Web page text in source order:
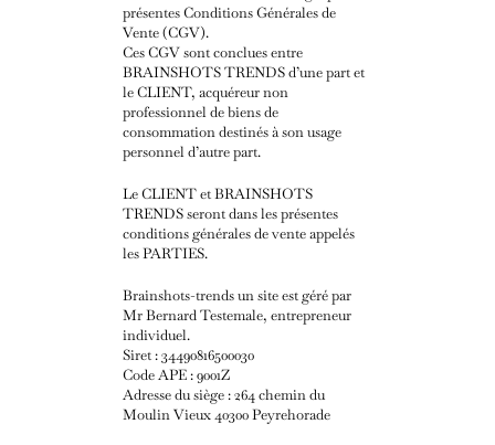
présentes Conditions Générales de
Vente (CGV).
Ces CGV sont conclues entre
BRAINSHOTS TRENDS d’une part et
le CLIENT, acquéreur non
professionnel de biens de
consommation destinés à son usage
personnel d’autre part.
Le CLIENT et BRAINSHOTS
TRENDS seront dans les présentes
conditions générales de vente appelés
les PARTIES.
Brainshots-trends un site est géré par
Mr Bernard Testemale, entrepreneur
individuel.
Siret : 34490816500030
Code APE : 9001Z
Adresse du siège : 264 chemin du
Moulin Vieux 40300 Peyrehorade